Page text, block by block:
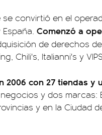
convirtió en el
Comenzó a
de derechos de
Chili's, Italianni's y
con 27 tiendas y
y dos marcas:
y en la Ciudad